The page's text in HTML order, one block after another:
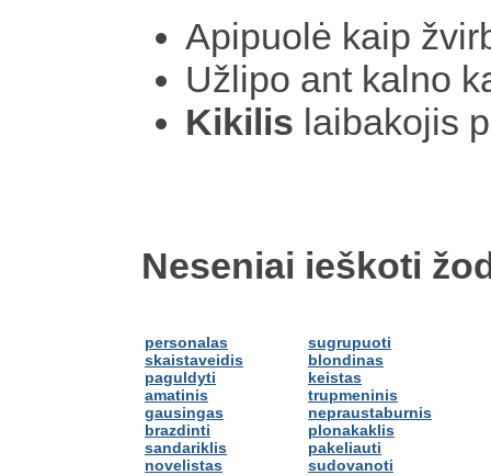
Apipuolė kaip
Užlipo ant kalno
Kikilis laibakojis
Neseniai ieškoti
personalas
skaistaveidis
paguldyti
amatinis
gausingas
brazdinti
sandariklis
novelistas
sugrupuoti
blondinas
keistas
trupmeninis
nepraustaburnis
plonakaklis
pakeliauti
sudovanoti